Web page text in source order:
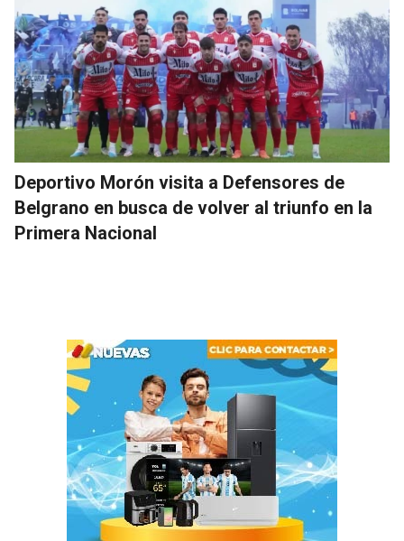
Deportivo Morón visita a Defensores de
Belgrano en busca de volver al triunfo en la
Primera Nacional